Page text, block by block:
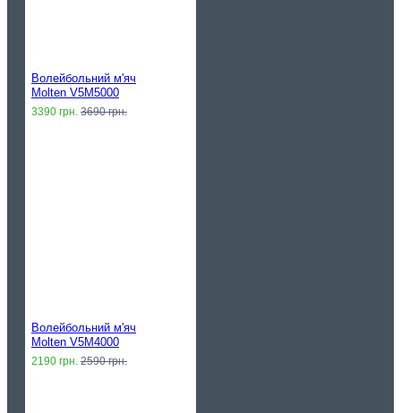
Волейбольний м'яч
Molten V5M5000
3390 грн. 3690 грн.
Волейбольний м'яч
Molten V5M4000
2190 грн. 2590 грн.